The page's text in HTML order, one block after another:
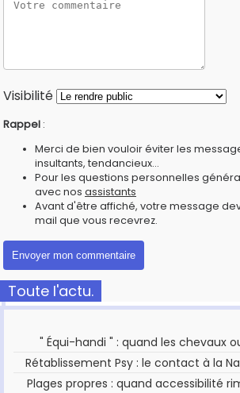
Visibilité
Rappel :
Merci de bien vouloir éviter les
insultants, tendancieux...
Pour les questions personnelles
avec nos assistants
Avant d'être affiché, votre message
mail que vous recevrez.
Toute l'actu.
" Équi-handi " : quand les chevaux
Rétablissement Psy : le contact à la
Plages propres : quand accessibilité